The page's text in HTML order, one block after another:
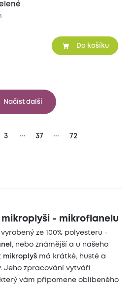
Do košíku
Načíst další
3 ... 37 ... 72
- mikroflanelu
ze 100% polyesteru -
, nebo známější a u našeho
mikroplyš má krátké, husté a
Jeho zpracování vytváří
vám připomene oblíbeného